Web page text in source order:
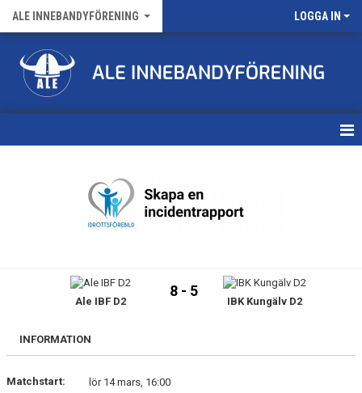
ALE INNEBANDYFÖRENING LOGGA IN
FÖRENINGENS MATCHER
NYHETSARKIV
MEDLEMSKAP
Ale IBF D2
8 - 5
IBK Kungälv D2
INFORMATION
Matchstart:
lör 14 mars, 16:00